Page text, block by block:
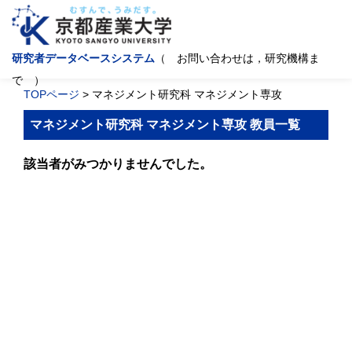
研究者データベースシステム （ お問い合わせは，研究機構ま
で ）
TOPページ > マネジメント研究科 マネジメント専攻
マネジメント研究科 マネジメント専攻 教員一覧
該当者がみつかりませんでした。